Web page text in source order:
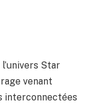
Star
venant
interconnectées